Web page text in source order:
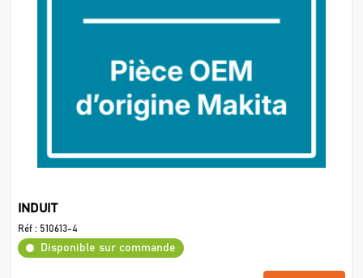
INDUIT
Réf : 510613-4
Disponible sur commande